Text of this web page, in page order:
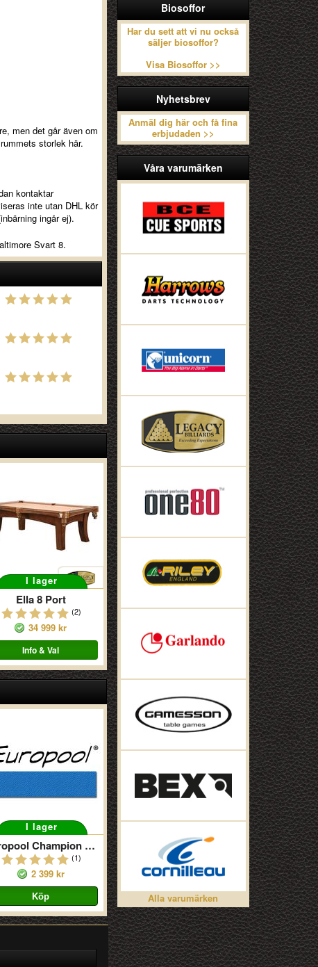
Biosoffor
Har du sett att vi nu också
säljer biosoffor?
Visa Biosoffor >>
Nyhetsbrev
Anmäl dig här och få fina
erbjudaden >>
Våra varumärken
Alla varumärken
men det går även om
storlek här.
kontaktar
inte utan DHL kör
ingår ej).
Svart 8.
I lager
Ella 8 Port
(2)
34 999 kr
Info & Val
I lager
Europool Champion Blue 9
(1)
2 399 kr